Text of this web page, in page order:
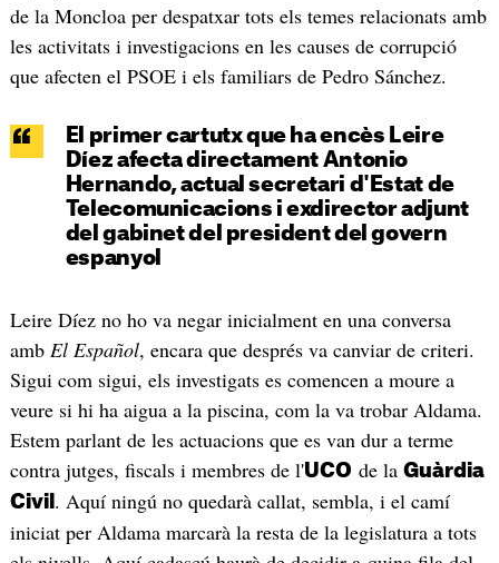
de la Moncloa per despatxar tots els temes relacionats amb
les activitats i investigacions en les causes de corrupció
que afecten el PSOE i els familiars de Pedro Sánchez.
El primer cartutx que ha encès Leire
Díez afecta directament Antonio
Hernando, actual secretari d'Estat de
Telecomunicacions i exdirector adjunt
del gabinet del president del govern
espanyol
Leire Díez no ho va negar inicialment en una conversa
amb El Español, encara que després va canviar de criteri.
Sigui com sigui, els investigats es comencen a moure a
veure si hi ha aigua a la piscina, com la va trobar Aldama.
Estem parlant de les actuacions que es van dur a terme
contra jutges, fiscals i membres de l'UCO de la Guàrdia
Civil . Aquí ningú no quedarà callat, sembla, i el camí
iniciat per Aldama marcarà la resta de la legislatura a tots